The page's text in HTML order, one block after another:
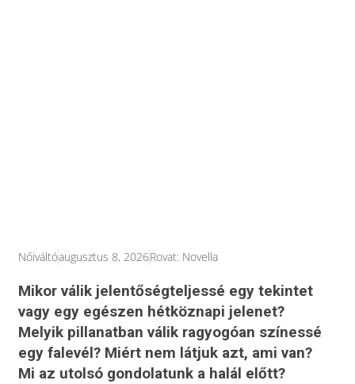
Nőiváltóaugusztus 8, 2026Rovat: Novella
Mikor válik jelentőségteljessé egy tekintet
vagy egy egészen hétköznapi jelenet?
Melyik pillanatban válik ragyogóan színessé
egy falevél? Miért nem látjuk azt, ami van?
Mi az utolsó gondolatunk a halál előtt?